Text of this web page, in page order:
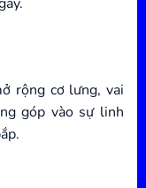
rộng cơ lưng, vai
góp vào sự linh